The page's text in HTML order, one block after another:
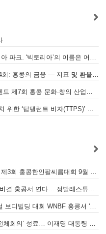
빅토리아 하버, 빅토리아 피크, 빅토리아 파크. '빅토리아’의 이름은 어떻게 온 걸까? - [이승권 원장의 생활칼럼]
[숫자로 보는 홍콩 교민 생활 경제] 제4회: 홍콩의 금융 — 지표 및 환율, MPF 운영 현황
[기획특집] 숫자로 읽는 홍콩 경제 트렌드 제7회 홍콩 문화·창의 산업의 구조와 분야별 동향
[홍콩 비자 안내] 세계적 우수 인재 유치 위한 ‘탑탤런트 비자(TTPS)’ 주요 요건
세계 챔피언 홍지승 선수 홍콩 온다… 제3회 홍콩한인팔씨름대회 9월 12일 개최
[홍콩한인] 세계 무대 누비는 ‘K-발레’ 비결 홍콩서 연다… 정발레스튜디오 개원
[홍콩한인] 이흥수 약사, 세계적 내추럴 보디빌딩 대회 WNBF 홍콩서 '마스터 부문 1위' 기염
[홍콩한인] 민주평통 ‘2026 유라시아 전체회의’ 성료… 이재명 대통령 참석으로 의미 더해